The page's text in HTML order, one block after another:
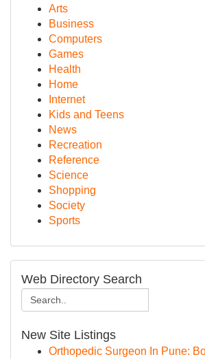
Arts
Business
Computers
Games
Health
Home
Internet
Kids and Teens
News
Recreation
Reference
Science
Shopping
Society
Sports
Web Directory Search
New Site Listings
Orthopedic Surgeon In Pune: